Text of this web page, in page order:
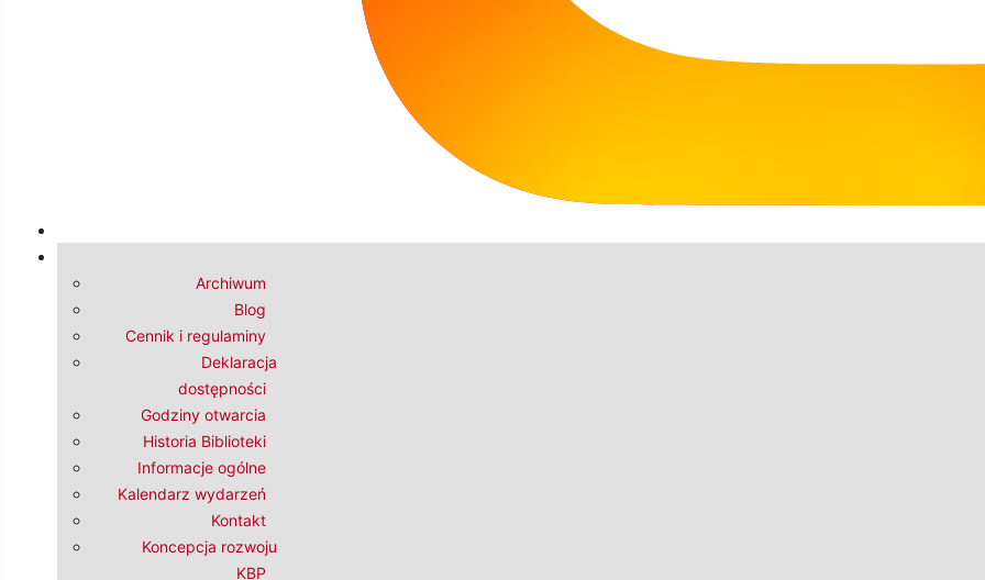
Archiwum
Blog
Cennik i regulaminy
Deklaracja
dostępności
Godziny otwarcia
Historia Biblioteki
Informacje ogólne
Kalendarz wydarzeń
Kontakt
Koncepcja rozwoju
KBP
10:00 Finał Powiatowego przeglądu recytatorskiego dla przedszkolaków "Małgorzatki"